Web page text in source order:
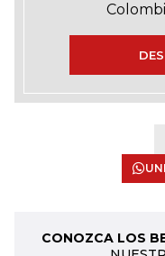
CONOZCA LOS